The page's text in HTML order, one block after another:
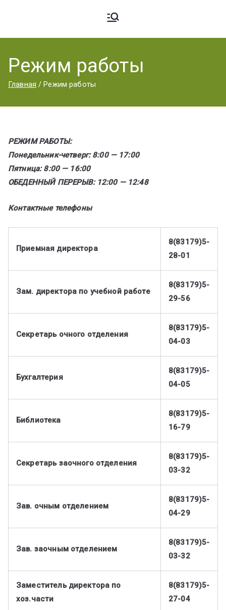
Ардато
вский
Аграрн
ум
аграрный
Режим работы
Главная Режим работы
РЕЖИМ РАБОТЫ:
Понедельник-четверг: 8:00 — 17:00
Пятница: 8:00 — 16:00
ОБЕДЕННЫЙ ПЕРЕРЫВ: 12:00 — 12:48
Контактные телефоны
Приемная директора
8(83179)5-
28-01
Зам. директора по учебной работе
8(83179)5-
29-56
Секретарь очного отделения
8(83179)5-
04-03
Бухгалтерия
8(83179)5-
04-05
Библиотека
8(83179)5-
16-79
Секретарь заочного отделения
8(83179)5-
03-32
Зав. очным отделением
8(83179)5-
04-29
Зав. заочным отделением
8(83179)5-
03-32
Заместитель директора по
хоз.части
8(83179)5-
27-04